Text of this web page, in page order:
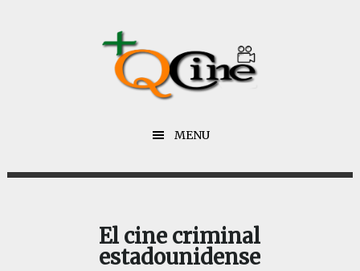
MENU
El cine criminal
estadounidense